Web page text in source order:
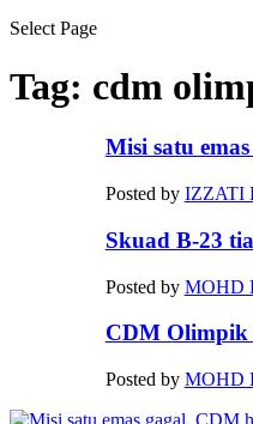
Select Page
Tag: cdm
Misi satu
Posted by IZZATI
Skuad B-23
Posted by MOHD
CDM Olimpik
Posted by MOHD